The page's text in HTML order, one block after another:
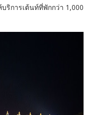
ริการเต้นท์ที่พักกว่า 1,000